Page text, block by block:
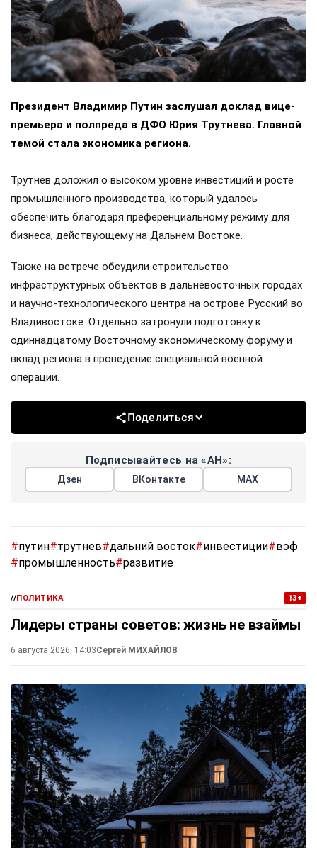
Президент Владимир Путин заслушал доклад вице-
премьера и полпреда в ДФО Юрия Трутнева. Главной
темой стала экономика региона.
Трутнев доложил о высоком уровне инвестиций и росте
промышленного производства, который удалось
обеспечить благодаря преференциальному режиму для
бизнеса, действующему на Дальнем Востоке.
Также на встрече обсудили строительство
инфраструктурных объектов в дальневосточных городах
и научно-технологического центра на острове Русский во
Владивостоке. Отдельно затронули подготовку к
одиннадцатому Восточному экономическому форуму и
вклад региона в проведение специальной военной
операции.
Поделиться
Подписывайтесь на «АН»:
Дзен ВКонтакте МАХ
#путин#трутнев#дальний восток#инвестиции#вэф
#промышленность#развитие
//ПОЛИТИКА 13+
Лидеры страны советов: жизнь не взаймы
6 августа 2026, 14:03Сергей МИХАЙЛОВ